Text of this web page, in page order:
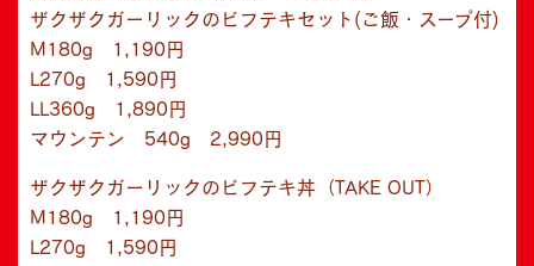
ザクザクガーリックのビフテキセット(ご飯・スープ付)
M180g 1,190円
L270g 1,590円
LL360g 1,890円
マウンテン 540g 2,990円
ザクザクガーリックのビフテキ丼（TAKE OUT）
M180g 1,190円
L270g 1,590円